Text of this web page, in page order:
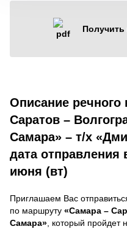
Получить
Описание речного
Саратов –
Самара» – т/х
дата отправления
июня (вт)
Приглашаем Вас
по маршруту «Самара –
Самара» , который